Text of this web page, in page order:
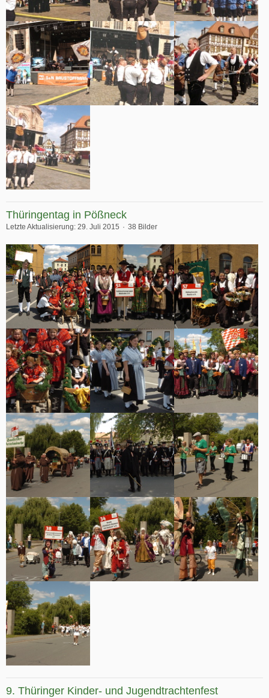
Thüringentag in Pößneck
Letzte Aktualisierung: 29. Juli 2015 38 Bilder
9. Thüringer Kinder- und Jugendtrachtenfest